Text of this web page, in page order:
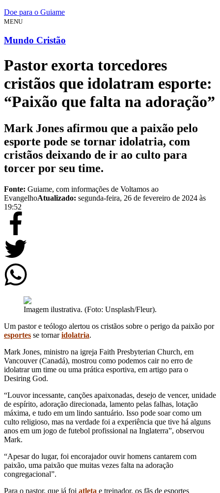
Doe para o Guiame
MENU
Mundo Cristão
Pastor exorta torcedores
cristãos que idolatram esporte:
“Paixão que falta na adoração”
Mark Jones afirmou que a paixão pelo
esporte pode se tornar idolatria, com
cristãos deixando de ir ao culto para
torcer por seu time.
Fonte: Guiame, com informações de Voltamos ao
EvangelhoAtualizado: segunda-feira, 26 de fevereiro de 2024 às
19:52
Imagem ilustrativa. (Foto: Unsplash/Fleur).
Um pastor e teólogo alertou os cristãos sobre o perigo da paixão por
esportes se tornaridolatria.
Mark Jones, ministro na igreja Faith Presbyterian Church, em
Vancouver (Canadá), mostrou como podemos cair no erro de
idolatrar um time ou uma prática esportiva, em artigo para o
Desiring God.
“Louvor incessante, canções apaixonadas, desejo de vencer, unidade
de espírito, adoração direcionada, lamento pelas falhas, lotação
máxima, e tudo em um lindo santuário. Isso pode soar como um
culto religioso, mas na verdade foi a experiência que tive há alguns
anos em um jogo de futebol profissional na Inglaterra”, observou
Mark.
“Apesar do lugar, foi encorajador ouvir homens cantarem com
paixão, uma paixão que muitas vezes falta na adoração
congregacional”.
Para o pastor, que já foi atleta e treinador, os fãs de esportes